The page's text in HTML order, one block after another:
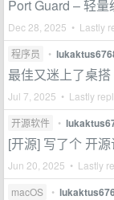
Port Guard – 轻
Dec 28, 2025 • Lastly
程序员 •
最佳又迷上了桌搭
Jul 7, 2025 • Lastly
开源软件 •
[开源] 写了个 开
Jun 20, 2025 • Lastly
macOS •